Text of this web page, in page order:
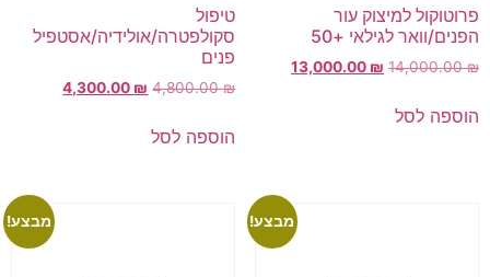
פרוטוקול למיצוק עור
הפנים/וואר לגילאי +50
14,000.00₪
13,000.00 ₪
הוספה לסל
טיפול
סקולפטרה/אולידיה/אסטפיל
פנים
4,800.00₪
4,300.00 ₪
הוספה לסל
מבצע! מבצע!